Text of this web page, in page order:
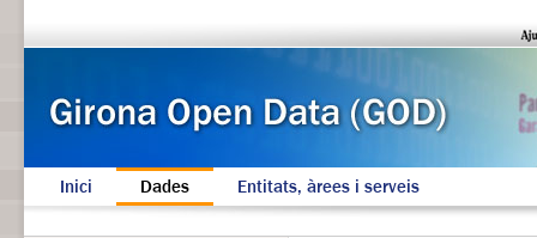
Inici Dades Entitats, àrees i serveis